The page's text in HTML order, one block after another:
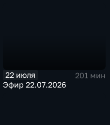
22 июля
201 мин
Эфир 22.07.2026